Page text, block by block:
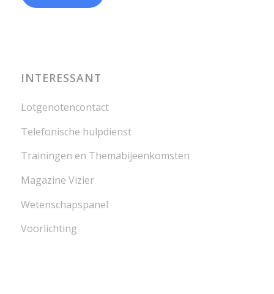
INTERESSANT
Lotgenotencontact
Telefonische hulpdienst
Trainingen en Themabijeenkomsten
Magazine Vizier
Wetenschapspanel
Voorlichting